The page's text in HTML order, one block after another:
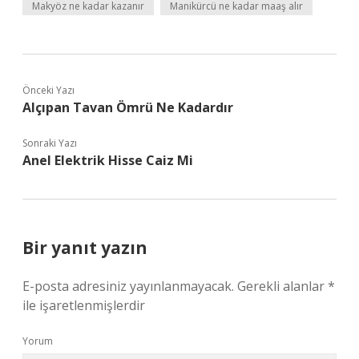
Makyöz ne kadar kazanır Manikürcü ne kadar maaş alır
Önceki Yazı
Alçıpan Tavan Ömrü Ne Kadardır
Sonraki Yazı
Anel Elektrik Hisse Caiz Mi
Bir yanıt yazın
E-posta adresiniz yayınlanmayacak. Gerekli alanlar*
ile işaretlenmişlerdir
Yorum